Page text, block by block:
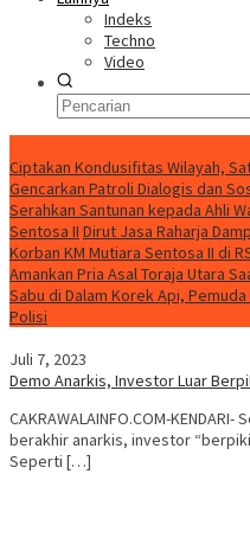
Indeks
Techno
Video
Ciptakan Kondusifitas Wilayah,
Gencarkan Patroli Dialogis dan
Serahkan Santunan kepada Ahli
Sentosa II Dirut Jasa Raharja
Korban KM Mutiara Sentosa II di
Amankan Pria Asal Toraja Utara
Sabu di Dalam Korek Api,
Polisi
Juli 7, 2023
Demo Anarkis, Investor Luar
CAKRAWALAINFO.COM-
berakhir anarkis, investor
Seperti […]